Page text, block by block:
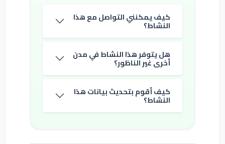
كيف يمكنني التواصل مع هذا
النشاط؟
هل يتوفر هذا النشاط في مدن
أخرى غير الناظور؟
كيف أقوم بتحديث بيانات هذا
النشاط؟